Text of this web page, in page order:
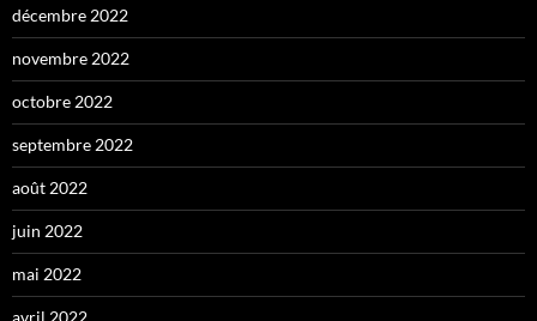
décembre 2022
novembre 2022
octobre 2022
septembre 2022
août 2022
juin 2022
mai 2022